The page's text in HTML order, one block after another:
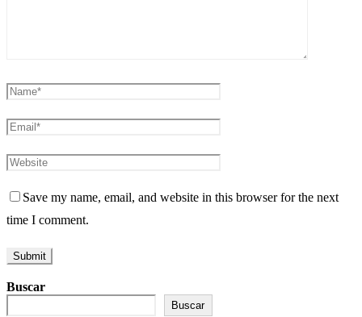
Save my name, email, and website in this browser for the next
time I comment.
Buscar
Buscar